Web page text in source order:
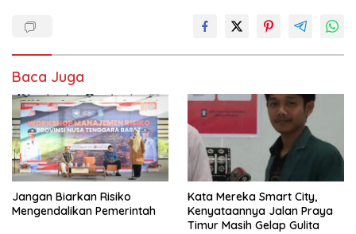
Baca Juga
Jangan Biarkan Risiko
Mengendalikan Pemerintah
Kata Mereka Smart City,
Kenyataannya Jalan Praya
Timur Masih Gelap Gulita